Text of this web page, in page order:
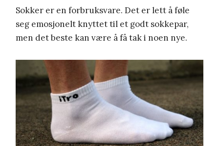
Sokker er en forbruksvare. Det er lett å føle
seg emosjonelt knyttet til et godt sokkepar,
men det beste kan være å få tak i noen nye.